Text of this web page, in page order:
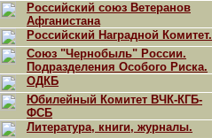
Российский союз Ветеранов
Афганистана
Российский Наградной Комитет.
Союз "Чернобыль" России.
Подразделения Особого Риска.
ОДКБ
Юбилейный Комитет ВЧК-КГБ-
ФСБ
Литература, книги, журналы.